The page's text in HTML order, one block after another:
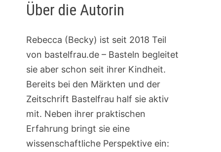
Über die Autorin
Rebecca (Becky) ist seit 2018 Teil
von bastelfrau.de – Basteln begleitet
sie aber schon seit ihrer Kindheit.
Bereits bei den Märkten und der
Zeitschrift Bastelfrau half sie aktiv
mit. Neben ihrer praktischen
Erfahrung bringt sie eine
wissenschaftliche Perspektive ein: